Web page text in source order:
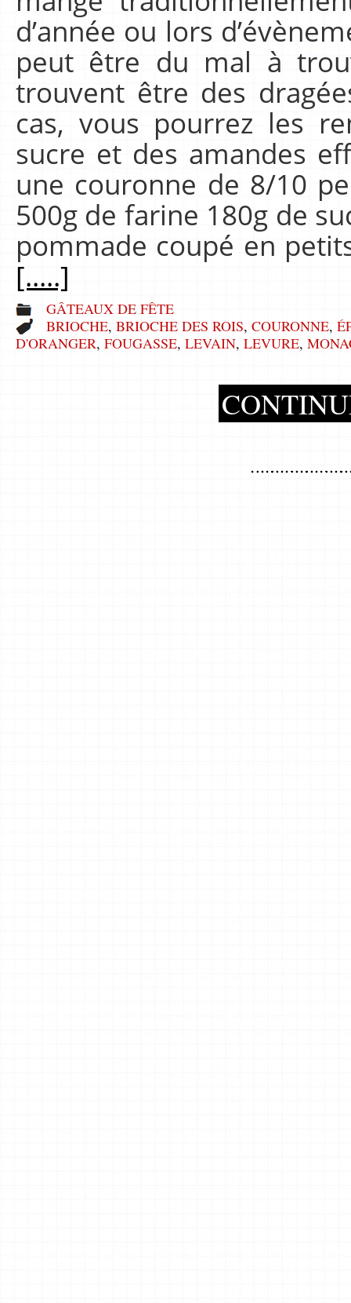
d’année ou lors
peut être du mal à
trouvent être des
cas, vous pourrez les
sucre et des amandes
une couronne de 8/10
500g de farine 180g de
pommade coupé en
[.....]
GÂTEAUX DE FÊTE
BRIOCHE, BRIOCHE DES ROIS, COURONNE,
D'ORANGER, FOUGASSE, LEVAIN, LEVURE,